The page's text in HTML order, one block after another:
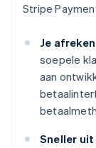
Stripe
Je
soepele
aan
Sneller